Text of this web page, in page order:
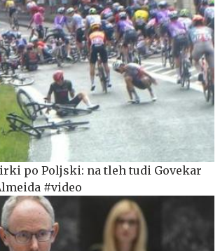
po Poljski: na tleh tudi Govekar
#video